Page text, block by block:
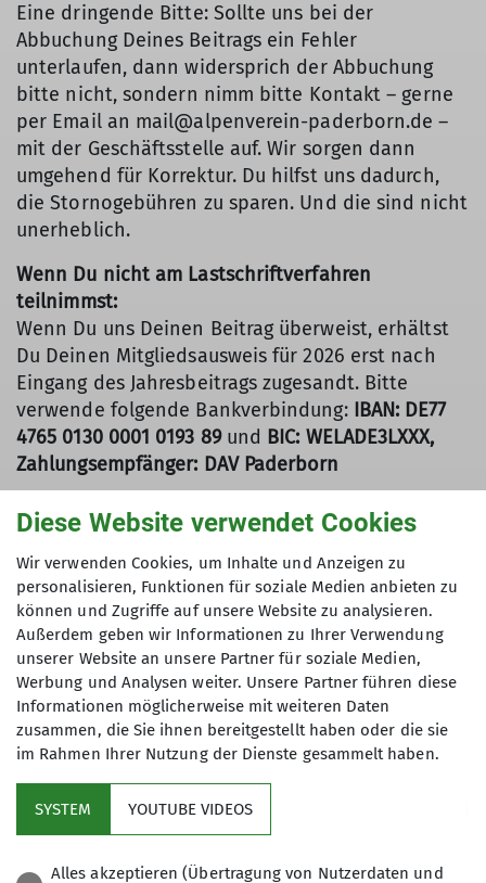
Eine dringende Bitte: Sollte uns bei der
Abbuchung Deines Beitrags ein Fehler
unterlaufen, dann widersprich der Abbuchung
bitte nicht, sondern nimm bitte Kontakt – gerne
per Email an mail@alpenverein-paderborn.de –
mit der Geschäftsstelle auf. Wir sorgen dann
umgehend für Korrektur. Du hilfst uns dadurch,
die Stornogebühren zu sparen. Und die sind nicht
unerheblich.
Wenn Du nicht am Lastschriftverfahren
teilnimmst:
Wenn Du uns Deinen Beitrag überweist, erhältst
Du Deinen Mitgliedsausweis für 2026 erst nach
Eingang des Jahresbeitrags zugesandt. Bitte
verwende folgende Bankverbindung: IBAN: DE77
4765 0130 0001 0193 89und BIC: WELADE3LXXX,
Zahlungsempfänger: DAV Paderborn
Es werden keine Beitragsrechnungen oder
Überweisungsvordrucke versandt. Bitte entnimm
die Höhe Deines Beitrags unserer Webseite. Deine
Kategorie (A, B, C und D etc.) findest Du auf
Deinem Mitgliedsausweis für 2025. Da die
Verbuchung des Beitrags, die Kuvertierung und
der Versand händisch erfolgen, bitten wir um
Verständnis, falls es zu Verzögerungen kommen
sollte. Bitte überweise den Beitrag
satzungsgemäß bis02. Januar 2026.
Diese Website verwendet Cookies
Wir verwenden Cookies, um Inhalte und Anzeigen zu
personalisieren, Funktionen für soziale Medien anbieten zu
können und Zugriffe auf unsere Website zu analysieren.
Außerdem geben wir Informationen zu Ihrer Verwendung
unserer Website an unsere Partner für soziale Medien,
Werbung und Analysen weiter. Unsere Partner führen diese
Informationen möglicherweise mit weiteren Daten
zusammen, die Sie ihnen bereitgestellt haben oder die sie
im Rahmen Ihrer Nutzung der Dienste gesammelt haben.
SYSTEM YOUTUBE VIDEOS
Alles akzeptieren (Übertragung von Nutzerdaten und